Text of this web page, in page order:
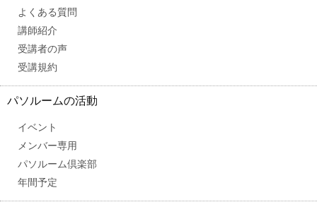
よくある質問
講師紹介
受講者の声
受講規約
パソルームの活動
イベント
メンバー専用
パソルーム倶楽部
年間予定